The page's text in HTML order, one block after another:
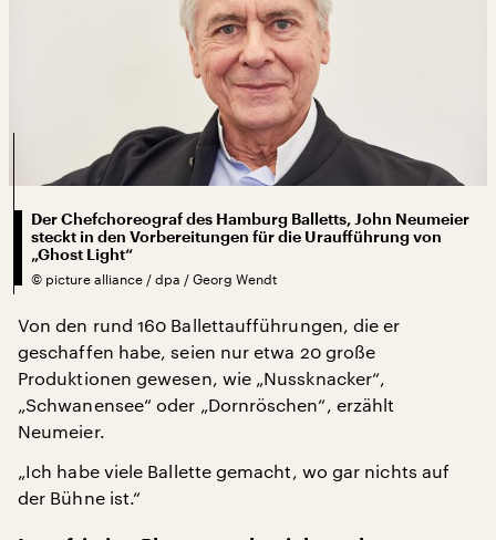
Der Chefchoreograf des Hamburg Balletts, John Neumeier
steckt in den Vorbereitungen für die Uraufführung von
„Ghost Light“
© picture alliance / dpa / Georg Wendt
Von den rund 160 Ballettaufführungen, die er
geschaffen habe, seien nur etwa 20 große
Produktionen gewesen, wie „Nussknacker“,
„Schwanensee“ oder „Dornröschen“, erzählt
Neumeier.
„Ich habe viele Ballette gemacht, wo gar nichts auf
der Bühne ist.“